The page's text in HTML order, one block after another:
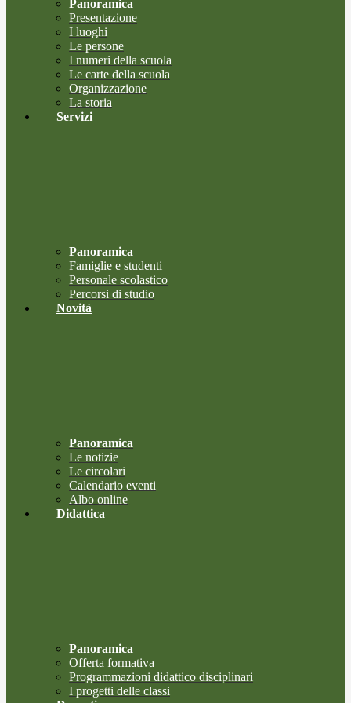
Panoramica
Presentazione
I luoghi
Le persone
I numeri della scuola
Le carte della scuola
Organizzazione
La storia
Servizi
Panoramica
Famiglie e studenti
Personale scolastico
Percorsi di studio
Novità
Panoramica
Le notizie
Le circolari
Calendario eventi
Albo online
Didattica
Panoramica
Offerta formativa
Programmazioni didattico disciplinari
I progetti delle classi